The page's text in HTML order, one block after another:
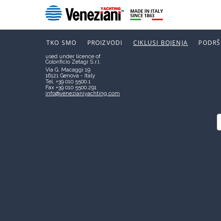
TKO SMO PROIZVODI CIKLUSI BOJENJA
Boero Bartolomeo S.p.A.
Società soggetta a direzione e
P.I. 00267120103
used under licence of
Colorificio Zetagi S.r.l.
Via G. Macaggi 19
16121 Genova - Italy
Tel. +39 010 5500.1
Fax +39 010 5500.291
info@venezianiyachting.com
NOVOSTI